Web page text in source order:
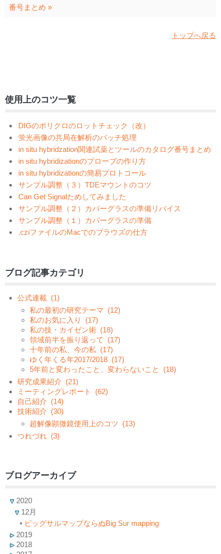
番号まとめ »
トップへ戻る
使用上のコツ一覧
DIGのポリクロのロットチェック（改）
蛍光画像の共局在解析のバッチ処理
in situ hybridzation関連試薬とツールのカタログ番号まとめ
in situ hybridizationのプローブの作り方
in situ hybridizationの簡易プロトコール
サンプル調整（３）TDEマウントのコツ
Can Get Signalためしてみました
サンプル調整（２）カバーグラスの準備リバイス
サンプル調整（１）カバーグラスの準備
.cziファイルのMacでのブラウズの仕方
ブログ記事カテゴリ
公式連載 (1)
私の最初の研究テーマ (12)
私のお気に入り
(17)
私の技・カイゼン術 (18)
領域前半を振り返って
(17)
十年前の私、今の私 (17)
ゆく年くる年2017/2018 (17)
5年前と変わったこと、変わらないこと
(18)
研究成果紹介 (21)
ミーティングレポート
(62)
自己紹介 (14)
技術紹介 (30)
超解像顕微鏡使用上のコツ (13)
つれづれ (3)
ブログアーカイブ
2020
12月
• ビッグサルマップならぬBig Sur mapping
2019
2018